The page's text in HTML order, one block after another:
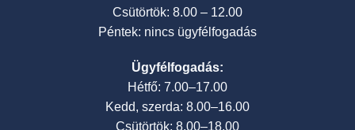
Csütörtök: 8.00 – 12.00
Péntek: nincs ügyfélfogadás
Ügyfélfogadás:
Hétfő: 7.00–17.00
Kedd, szerda: 8.00–16.00
Csütörtök: 8.00–18.00